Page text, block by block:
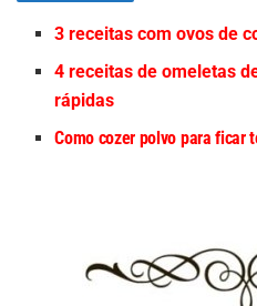
3 receitas com ovos de
4 receitas de omeletas
rápidas
Como cozer polvo para ficar